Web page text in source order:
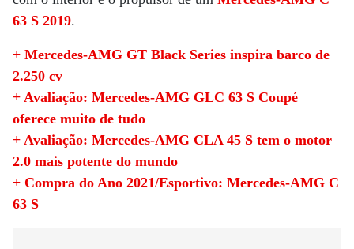
63 S 2019.
+ Mercedes-AMG GT Black Series inspira barco de
2.250 cv
+ Avaliação: Mercedes-AMG GLC 63 S Coupé
oferece muito de tudo
+ Avaliação: Mercedes-AMG CLA 45 S tem o motor
2.0 mais potente do mundo
+ Compra do Ano 2021/Esportivo: Mercedes-AMG C
63 S